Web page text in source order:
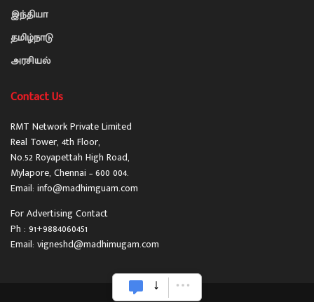
இந்தியா
தமிழ்நாடு
அரசியல்
Contact Us
RMT Network Private Limited
Real Tower, 4th Floor,
No.52 Royapettah High Road,
Mylapore, Chennai – 600 004.
Email: info@madhimguam.com
For Advertising Contact
Ph : 91+9884060451
Email: vigneshd@madhimugam.com